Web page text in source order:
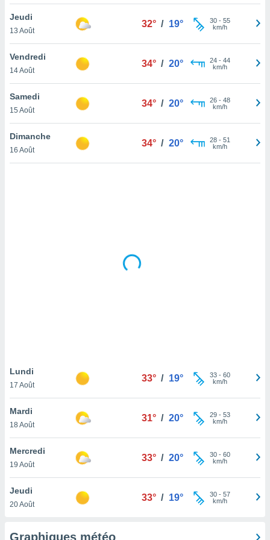
votre
à
en
le
notre
que
et que
Jeudi
13 Août
32° / 19° 30- 55
km/h
Vendredi
14 Août
34° / 20° 24- 44
km/h
Samedi
15 Août
34° / 20° 26- 48
km/h
Dimanche
16 Août
34° / 20° 28- 51
km/h
Lundi
17 Août
33° / 19° 33- 60
km/h
Mardi
18 Août
31° / 20° 29- 53
km/h
Mercredi
19 Août
33° / 20° 30- 60
km/h
Jeudi
20 Août
33° / 19° 30- 57
km/h
Graphiques météo